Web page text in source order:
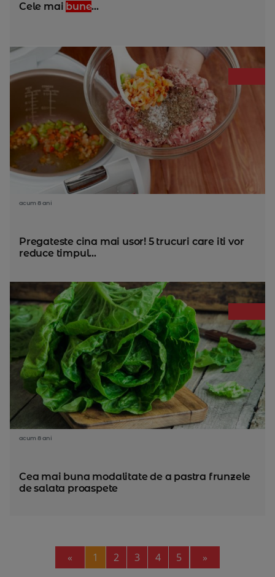
Cele mai bune...
acum 8 ani
Pregateste cina mai usor! 5 trucuri care iti vor
reduce timpul...
acum 8 ani
Cea mai buna modalitate de a pastra frunzele
de salata proaspete
« Previous
1 2 3 4 5 »